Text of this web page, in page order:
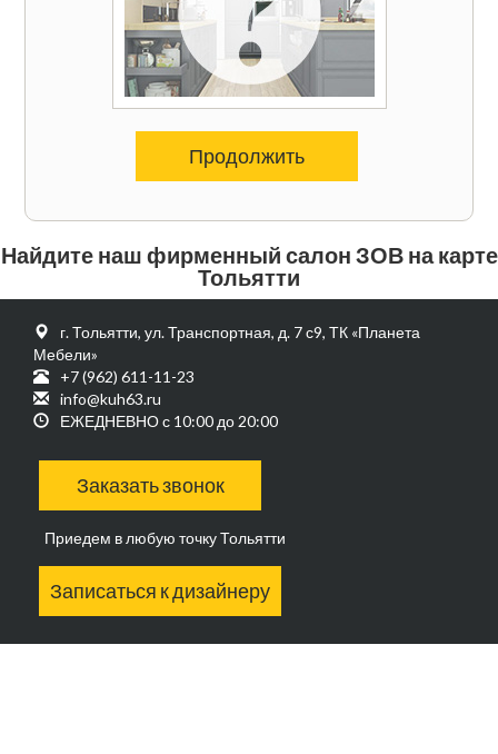
Продолжить
Найдите наш фирменный салон ЗОВ на карте
Тольятти
г. Тольятти, ул. Транспортная, д. 7 с9, ТК «Планета
Мебели»
+7 (962) 611-11-23
info@kuh63.ru
ЕЖЕДНЕВНО с 10:00 до 20:00
Заказать звонок
Приедем в любую точку Тольятти
Записаться к дизайнеру